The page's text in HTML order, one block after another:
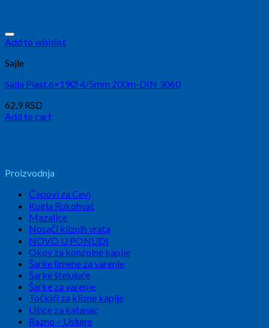
Add to wishlist
Sajle
Sajla Plast.6×19Ø 4/5mm 200m-DIN 3060
62,9 RSD
Add to cart
Proizvodnja
Čepovi za Cevi
Kugla Rukohvat
Mazalice
Nosači kliznih vrata
NOVO U PONUDI
Okov za konzolne kapije
Šarke limene za varenje
Šarke štelujuće
Šarke za varenje
Točkići za klizne kapije
Ušice za katanac
Razno – Usluge